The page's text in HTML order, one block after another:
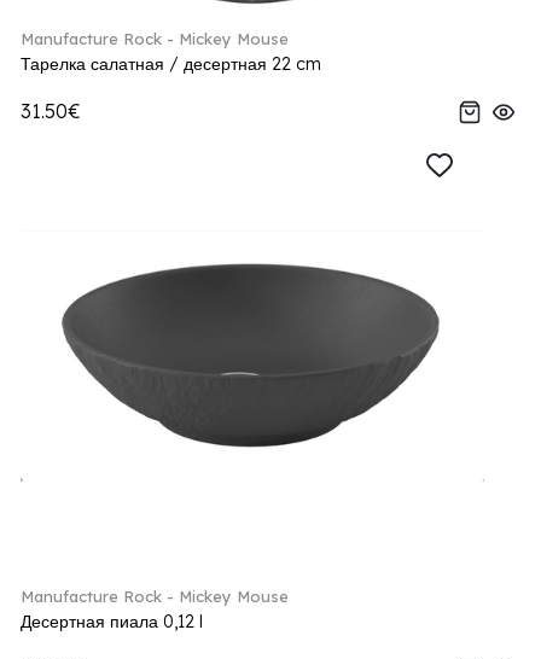
Manufacture Rock - Mickey Mouse
Тарелка салатная / десертная 22 cm
31.50€
Manufacture Rock - Mickey Mouse
Десертная пиала 0,12 l